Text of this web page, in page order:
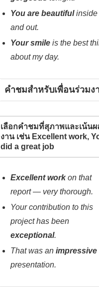
You are beautifulinside
and out.
Your smileis the best
about my day.
คำชมสำหรับเพื่อนร่วมง
เลือกคำชมที่สุภาพและเน้นผ
งาน เช่น Excellent work,
did a great job
Excellent workon that
report — very thorough.
Your contribution to this
project has been
exceptional.
That was an impressive
presentation.